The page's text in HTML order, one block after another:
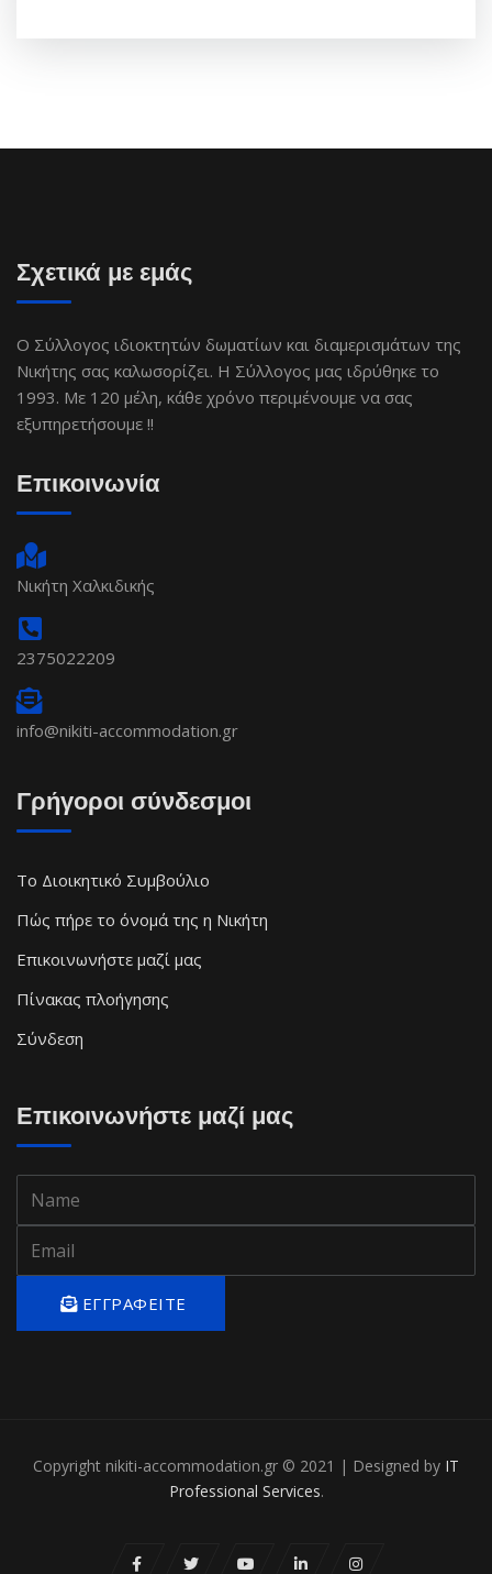
Σχετικά με εμάς
Ο Σύλλογος ιδιοκτητών δωματίων και διαμερισμάτων της
Νικήτης σας καλωσορίζει. Η Σύλλογος μας ιδρύθηκε το
1993. Με 120 μέλη, κάθε χρόνο περιμένουμε να σας
εξυπηρετήσουμε !!
Επικοινωνία
Νικήτη Χαλκιδικής
2375022209
info@nikiti-accommodation.gr
Γρήγοροι σύνδεσμοι
Το Διοικητικό Συμβούλιο
Πώς πήρε το όνομά της η Νικήτη
Επικοινωνήστε μαζί μας
Πίνακας πλοήγησης
Σύνδεση
Επικοινωνήστε μαζί μας
ΕΓΓΡΑΦΕΊΤΕ
Copyright nikiti-accommodation.gr © 2021 | Designed by IT
Professional Services.